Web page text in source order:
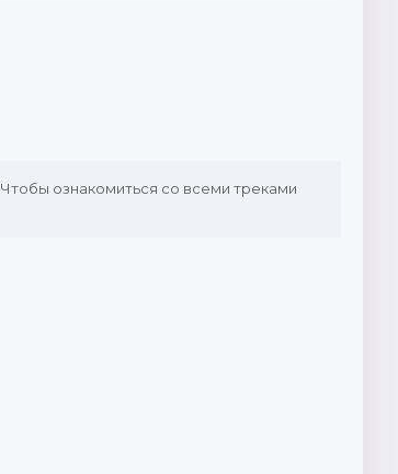
. Чтобы ознакомиться со всеми треками